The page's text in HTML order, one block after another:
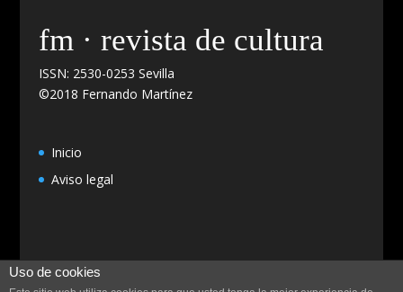
fm · revista de cultura
ISSN: 2530-0253 Sevilla
©2018 Fernando Martínez
Inicio
Aviso legal
Uso de cookies